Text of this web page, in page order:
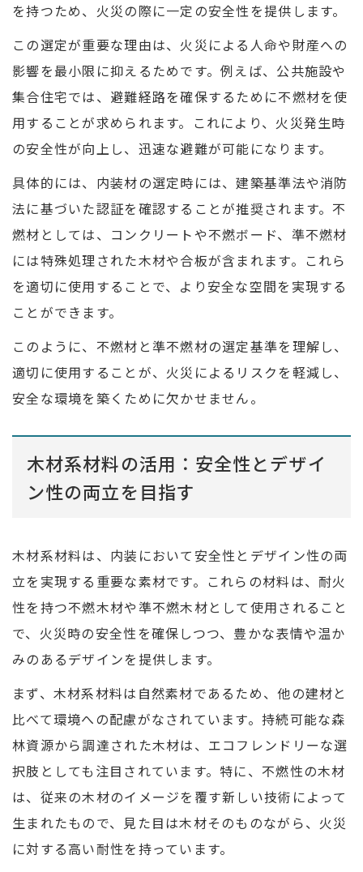
を持つため、火災の際に一定の安全性を提供します。
この選定が重要な理由は、火災による人命や財産への
影響を最小限に抑えるためです。例えば、公共施設や
集合住宅では、避難経路を確保するために不燃材を使
用することが求められます。これにより、火災発生時
の安全性が向上し、迅速な避難が可能になります。
具体的には、内装材の選定時には、建築基準法や消防
法に基づいた認証を確認することが推奨されます。不
燃材としては、コンクリートや不燃ボード、準不燃材
には特殊処理された木材や合板が含まれます。これら
を適切に使用することで、より安全な空間を実現する
ことができます。
このように、不燃材と準不燃材の選定基準を理解し、
適切に使用することが、火災によるリスクを軽減し、
安全な環境を築くために欠かせません。
木材系材料の活用：安全性とデザイ
ン性の両立を目指す
木材系材料は、内装において安全性とデザイン性の両
立を実現する重要な素材です。これらの材料は、耐火
性を持つ不燃木材や準不燃木材として使用されること
で、火災時の安全性を確保しつつ、豊かな表情や温か
みのあるデザインを提供します。
まず、木材系材料は自然素材であるため、他の建材と
比べて環境への配慮がなされています。持続可能な森
林資源から調達された木材は、エコフレンドリーな選
択肢としても注目されています。特に、不燃性の木材
は、従来の木材のイメージを覆す新しい技術によって
生まれたもので、見た目は木材そのものながら、火災
に対する高い耐性を持っています。